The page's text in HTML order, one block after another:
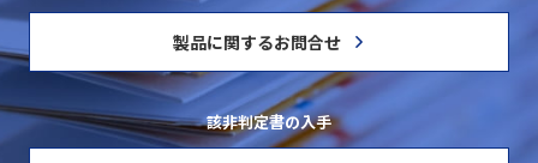
製品に関するお問合せ
該非判定書の入手